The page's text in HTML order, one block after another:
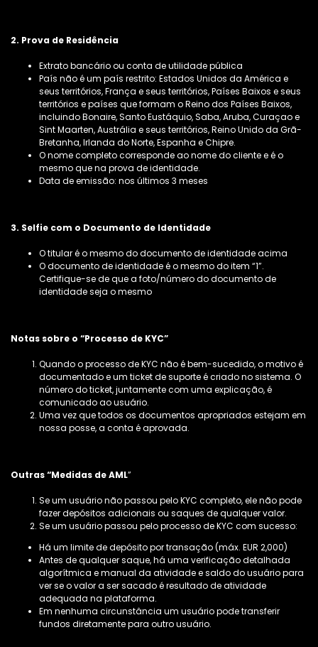
2. Prova de Residência
Extrato bancário ou conta de utilidade pública
País não é um país restrito: Estados Unidos da América e
seus territórios, França e seus territórios, Países Baixos e seus
territórios e países que formam o Reino dos Países Baixos,
incluindo Bonaire, Santo Eustáquio, Saba, Aruba, Curaçao e
Sint Maarten, Austrália e seus territórios, Reino Unido da Grã-
Bretanha, Irlanda do Norte, Espanha e Chipre.
O nome completo corresponde ao nome do cliente e é o
mesmo que na prova de identidade.
Data de emissão: nos últimos 3 meses
3. Selfie com o Documento de Identidade
O titular é o mesmo do documento de identidade acima
O documento de identidade é o mesmo do item “1”.
Certifique-se de que a foto/número do documento de
identidade seja o mesmo
Notas sobre o “Processo de KYC”
Quando o processo de KYC não é bem-sucedido, o motivo é
documentado e um ticket de suporte é criado no sistema. O
número do ticket, juntamente com uma explicação, é
comunicado ao usuário.
Uma vez que todos os documentos apropriados estejam em
nossa posse, a conta é aprovada.
Outras “Medidas de AML”
Se um usuário não passou pelo KYC completo, ele não pode
fazer depósitos adicionais ou saques de qualquer valor.
Se um usuário passou pelo processo de KYC com sucesso:
Há um limite de depósito por transação (máx. EUR 2,000)
Antes de qualquer saque, há uma verificação detalhada
algorítmica e manual da atividade e saldo do usuário para
ver se o valor a ser sacado é resultado de atividade
adequada na plataforma.
Em nenhuma circunstância um usuário pode transferir
fundos diretamente para outro usuário.